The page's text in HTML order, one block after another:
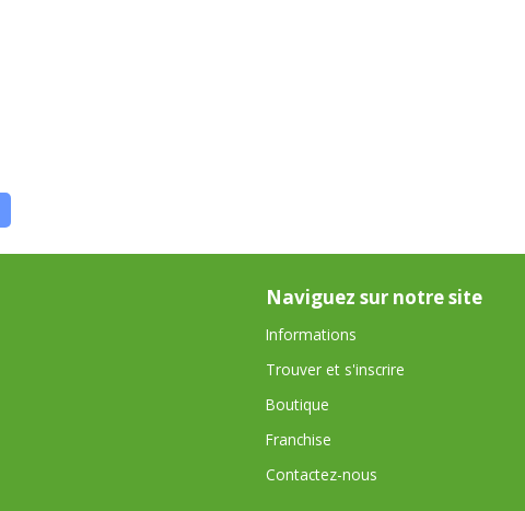
Naviguez sur notre site
Informations
Trouver et s'inscrire
Boutique
Franchise
Contactez-nous